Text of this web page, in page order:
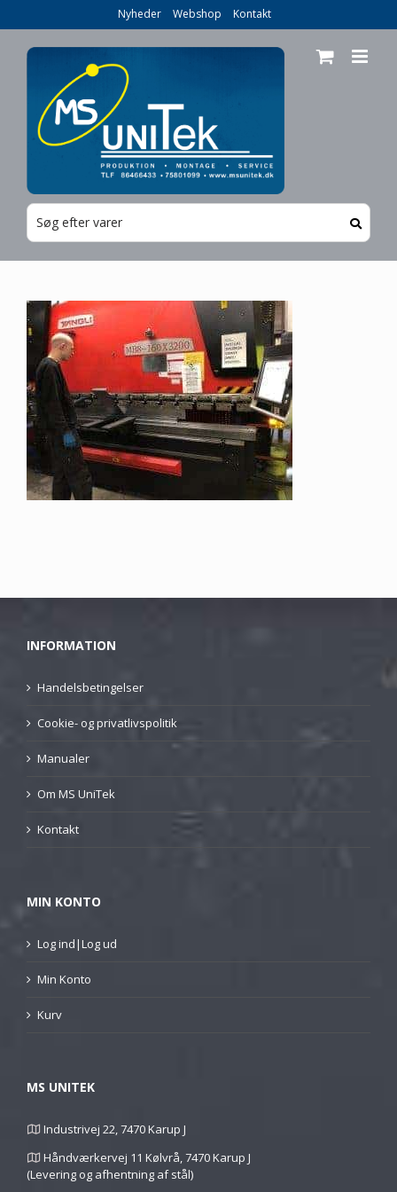
Nyheder Webshop Kontakt
INFORMATION
Handelsbetingelser
Cookie- og privatlivspolitik
Manualer
Om MS UniTek
Kontakt
MIN KONTO
Log ind|Log ud
Min Konto
Kurv
MS UNITEK
Industrivej 22, 7470 Karup J
Håndværkervej 11 Kølvrå, 7470 Karup J
(Levering og afhentning af stål)